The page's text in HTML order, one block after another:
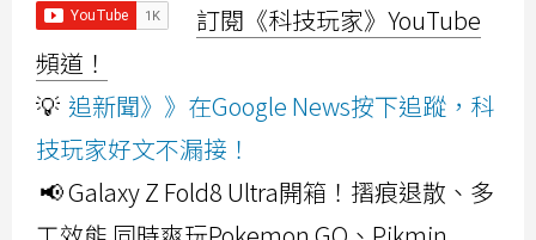
訂閱《科技玩家》YouTube
頻道！
💡 追新聞》》在Google News按下追蹤，科
技玩家好文不漏接！
📢 Galaxy Z Fold8 Ultra開箱！摺痕退散、多